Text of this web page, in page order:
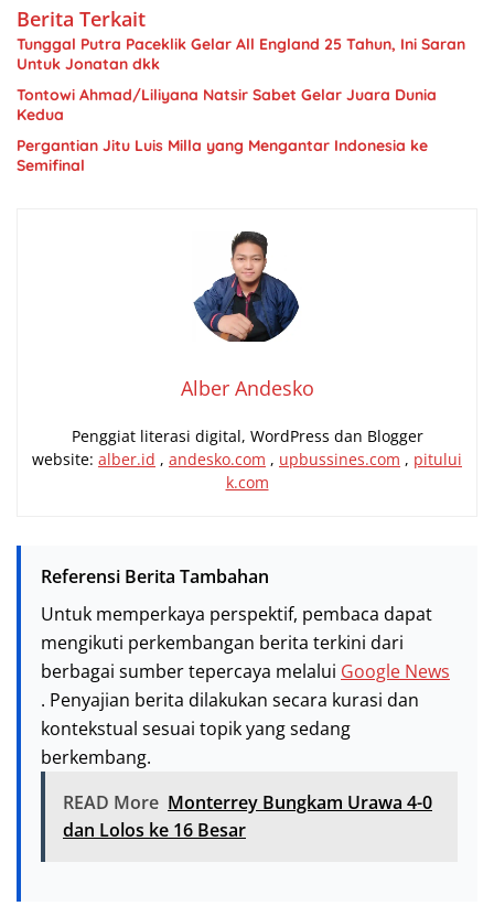
Berita Terkait
Tunggal Putra Paceklik Gelar All England 25 Tahun, Ini Saran
Untuk Jonatan dkk
Tontowi Ahmad/Liliyana Natsir Sabet Gelar Juara Dunia
Kedua
Pergantian Jitu Luis Milla yang Mengantar Indonesia ke
Semifinal
Alber Andesko
Penggiat literasi digital, WordPress dan Blogger
website: alber.id , andesko.com , upbussines.com , pitului
k.com
Referensi Berita Tambahan
Untuk memperkaya perspektif, pembaca dapat
mengikuti perkembangan berita terkini dari
berbagai sumber tepercaya melalui Google News
. Penyajian berita dilakukan secara kurasi dan
kontekstual sesuai topik yang sedang
berkembang.
READ More Monterrey Bungkam Urawa 4-0
dan Lolos ke 16 Besar